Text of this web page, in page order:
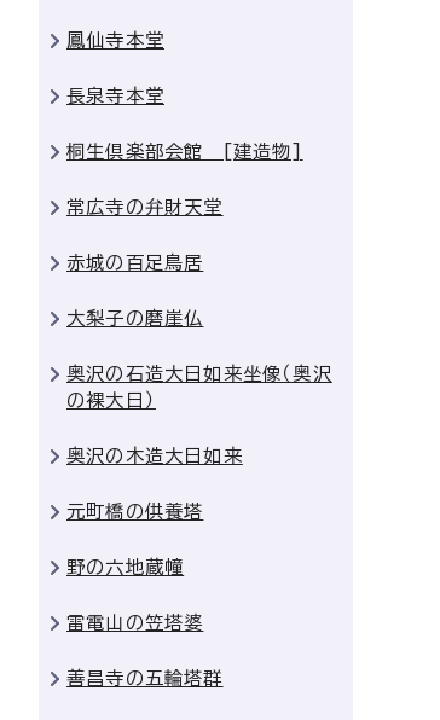
鳳仙寺本堂
長泉寺本堂
桐生倶楽部会館 [建造物]
常広寺の弁財天堂
赤城の百足鳥居
大梨子の磨崖仏
奥沢の石造大日如来坐像（奥沢
の裸大日）
奥沢の木造大日如来
元町橋の供養塔
野の六地蔵幢
雷電山の笠塔婆
善昌寺の五輪塔群